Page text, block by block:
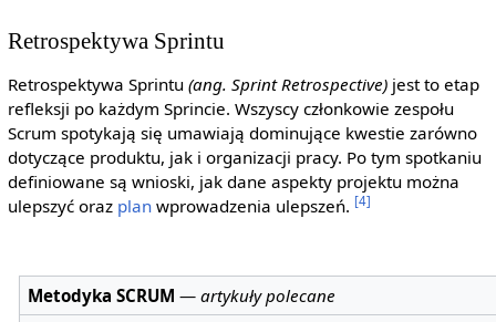
Retrospektywa Sprintu
Retrospektywa Sprintu (ang. Sprint Retrospective)jest to etap
refleksji po każdym Sprincie. Wszyscy członkowie zespołu
Scrum spotykają się umawiają dominujące kwestie zarówno
dotyczące produktu, jak i organizacji pracy. Po tym spotkaniu
definiowane są wnioski, jak dane aspekty projektu można
ulepszyć oraz planwprowadzenia ulepszeń. [4]
Metodyka SCRUM —artykuły polecane